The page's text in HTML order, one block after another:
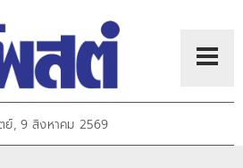
ย์, 9 สิงหาคม 2569